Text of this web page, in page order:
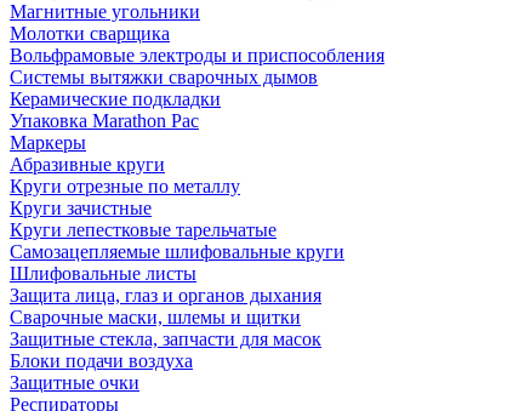
Магнитные угольники
Молотки сварщика
Вольфрамовые электроды и приспособления
Системы вытяжки сварочных дымов
Керамические подкладки
Упаковка Marathon Pac
Маркеры
Абразивные круги
Круги отрезные по металлу
Круги зачистные
Круги лепестковые тарельчатые
Самозацепляемые шлифовальные круги
Шлифовальные листы
Защита лица, глаз и органов дыхания
Сварочные маски, шлемы и щитки
Защитные стекла, запчасти для масок
Блоки подачи воздуха
Защитные очки
Респираторы